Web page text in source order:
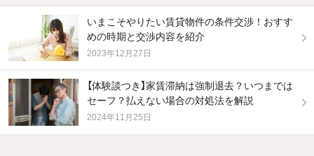
いまこそやりたい賃貸物件の条件交渉！おすす
めの時期と交渉内容を紹介
2023年12月27日
【体験談つき】家賃滞納は強制退去？いつまでは
セーフ？払えない場合の対処法を解説
2024年11月25日